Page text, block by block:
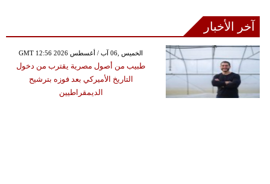
آخر الأخبار
GMT 12:56 2026 الخميس ,06 آب / أغسطس
طبيب من أصول مصرية يقترب من دخول
التاريخ الأميركي بعد فوزه بترشيح
الديمقراطيين